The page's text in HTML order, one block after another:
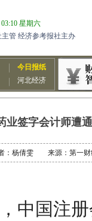
业签字会计师遭
杨倩雯 来源：第一财
中国注册